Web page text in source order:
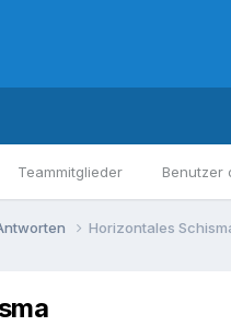
Teammitglieder Benutzer
Horizontales